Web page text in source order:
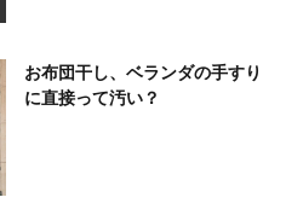
お布団干し、ベランダの手すり
に直接って汚い？